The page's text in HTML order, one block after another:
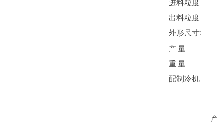
进料粒度
出料粒度
外形尺寸:
产量
重 量
配制冷机